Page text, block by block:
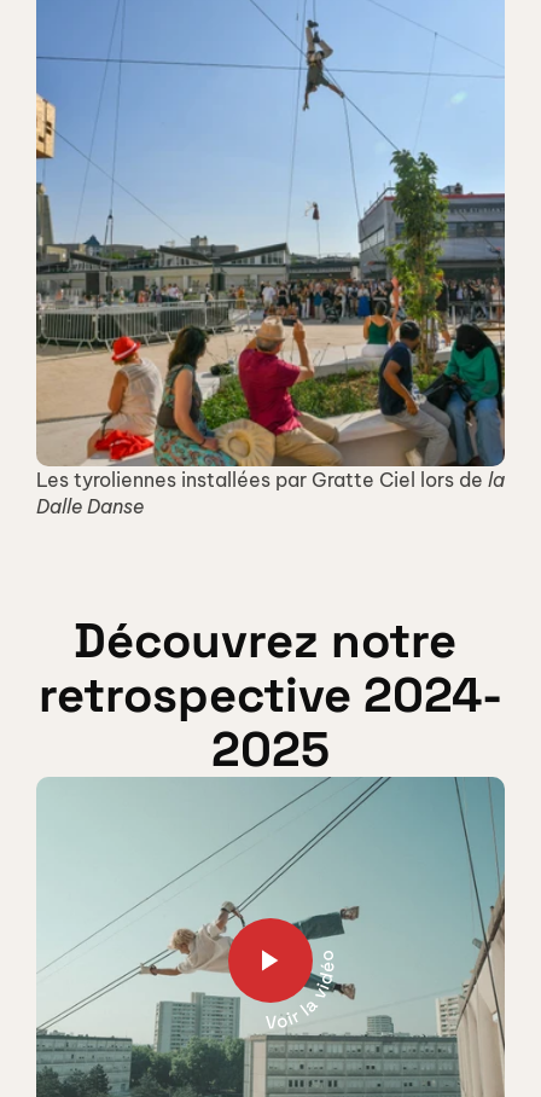
Les tyroliennes installées par Gratte Ciel lors de la
Dalle Danse
Découvrez notre
retrospective 2024-
2025